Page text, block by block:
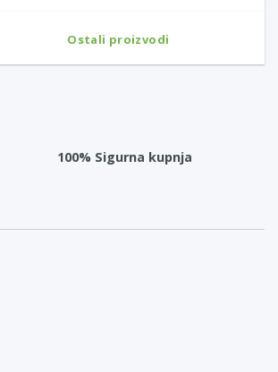
Ostali proizvodi
100% Sigurna kupnja